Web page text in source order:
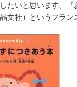
たいと思います。
晶文社）というフラン